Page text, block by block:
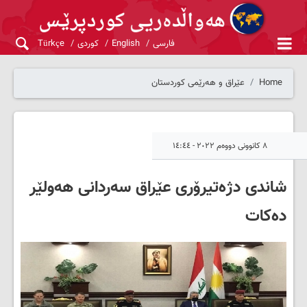
فارسی English کوردی Türkçe
Home عێراق و هەرێمی کوردستان
٨ کانوونی دووەم ٢٠٢٢ - ١٤:٤٤
شاندی دژەتیرۆری عێراق سەردانی هەولێر
دەکات